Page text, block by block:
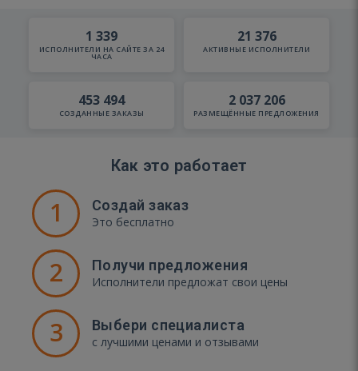
1 339
ИСПОЛНИТЕЛИ НА САЙТЕ ЗА 24
ЧАСА
21 376
АКТИВНЫЕ ИСПОЛНИТЕЛИ
453 494
СОЗДАННЫЕ ЗАКАЗЫ
2 037 206
РАЗМЕЩЁННЫЕ ПРЕДЛОЖЕНИЯ
Как это работает
1 Создай заказ
Это бесплатно
2 Получи предложения
Исполнители предложат свои цены
3 Выбери специалиста
с лучшими ценами и отзывами